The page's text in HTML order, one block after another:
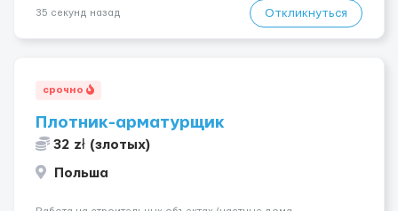
35 секунд назад Откликнуться
срочно
Плотник-арматурщик
32 zł (злотых)
Польша